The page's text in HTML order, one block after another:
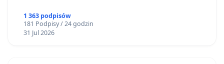
1 363 podpisów
181 Podpisy / 24 godzin
31 Jul 2026